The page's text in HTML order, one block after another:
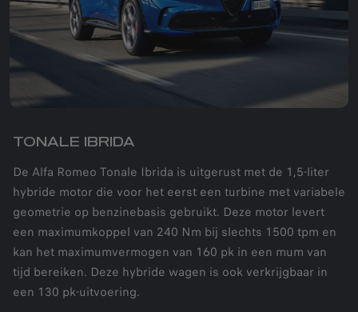
TONALE IBRIDA
De Alfa Romeo Tonale Ibrida is uitgerust met de 1,5-liter
hybride motor die voor het eerst een turbine met variabele
geometrie op benzinebasis gebruikt. Deze motor levert
een maximumkoppel van 240 Nm bij slechts 1500 tpm en
kan het maximumvermogen van 160 pk in een mum van
tijd bereiken. Deze hybride wagen is ook verkrijgbaar in
een 130 pk-uitvoering.